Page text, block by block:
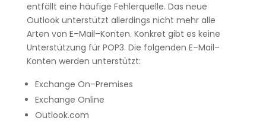
entfällt eine häufige Fehlerquelle. Das neue
Outlookunterstützt allerdings nicht mehr alle
Arten von E–Mail–Konten. Konkret gibt es keine
Unterstützung für POP3. Die folgenden E–Mail–
Konten werden unterstützt:
Exchange On–Premises
Exchange Online
Outlook.com